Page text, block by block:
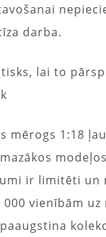
darba.
lai to
mērogs 1:18
ir limitēti un
000 vienībām uz